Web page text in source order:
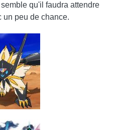
qu'il faudra attendre
un peu de chance.